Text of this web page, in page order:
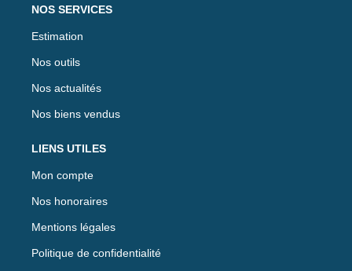
NOS SERVICES
Estimation
Nos outils
Nos actualités
Nos biens vendus
LIENS UTILES
Mon compte
Nos honoraires
Mentions légales
Politique de confidentialité